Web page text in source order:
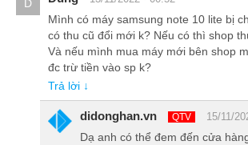
D
Mình có máy samsung note 10 lite bị
có thu cũ đổi mới k? Nếu có thì shop
Và nếu mình mua máy mới bên shop
đc trừ tiền vào sp k?
Trả lời ↓
didonghan.vn QTV 15/11/
Dạ anh có thể đem đến cửa